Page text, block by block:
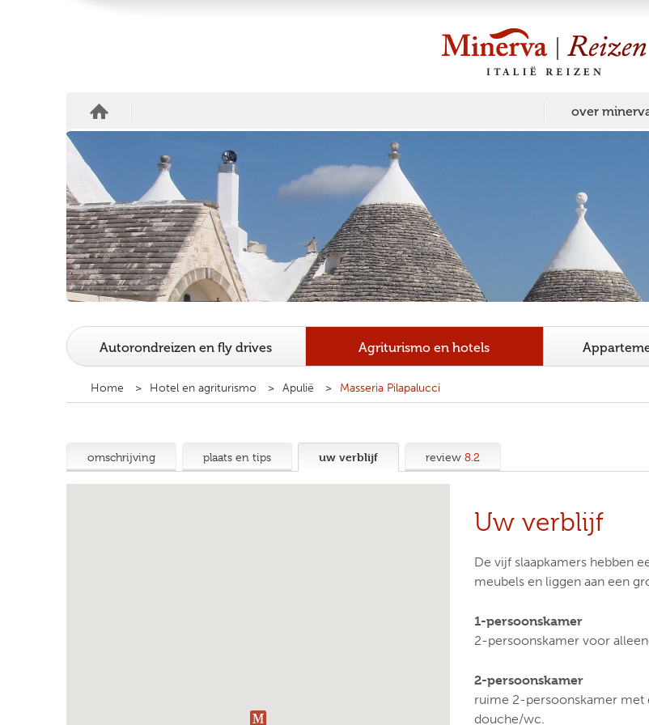
over
Autorondreizen en fly drives Agriturismo en hotels
Home Hotel en agriturismo Apulië Masseria Pilapalucci
omschrijving plaats en tips uw verblijf review 8.2
Uw verblijf
De vijf slaapkamers hebben
meubels en liggen aan een
1-persoonskamer
2-persoonskamer voor
2-persoonskamer
ruime 2-persoonskamer met
douche/wc.